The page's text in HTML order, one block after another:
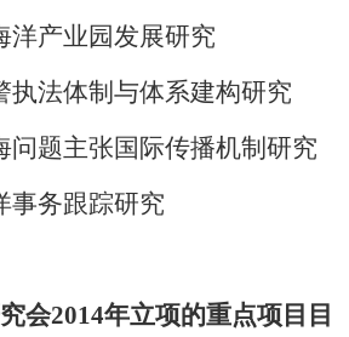
洋产业园发展研究
执法体制与体系建构研究
问题主张国际传播机制研究
事务跟踪研究
会2014年立项的重点项目目